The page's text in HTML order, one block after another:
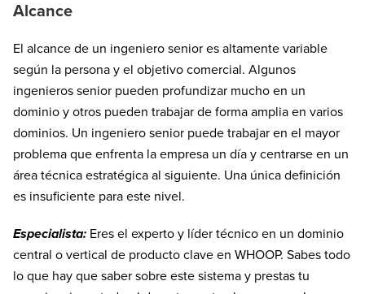
Alcance
El alcance de un ingeniero senior es altamente variable
según la persona y el objetivo comercial. Algunos
ingenieros senior pueden profundizar mucho en un
dominio y otros pueden trabajar de forma amplia en varios
dominios. Un ingeniero senior puede trabajar en el mayor
problema que enfrenta la empresa un día y centrarse en un
área técnica estratégica al siguiente. Una única definición
es insuficiente para este nivel.
Especialista: Eres el experto y líder técnico en un dominio
central o vertical de producto clave en WHOOP. Sabes todo
lo que hay que saber sobre este sistema y prestas tu